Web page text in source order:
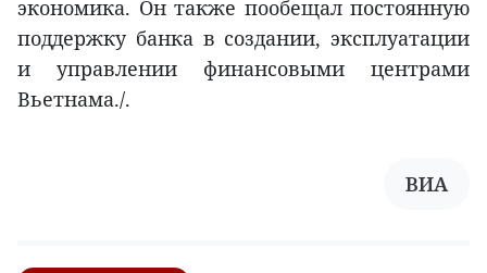
экономика. Он также пообещал постоянную
поддержку банка в создании, эксплуатации
и управлении финансовыми центрами
Вьетнама./.
ВИА